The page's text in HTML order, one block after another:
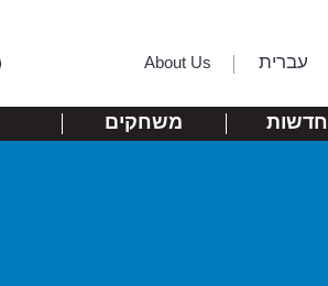
עברית About Us
חדשות משחקים